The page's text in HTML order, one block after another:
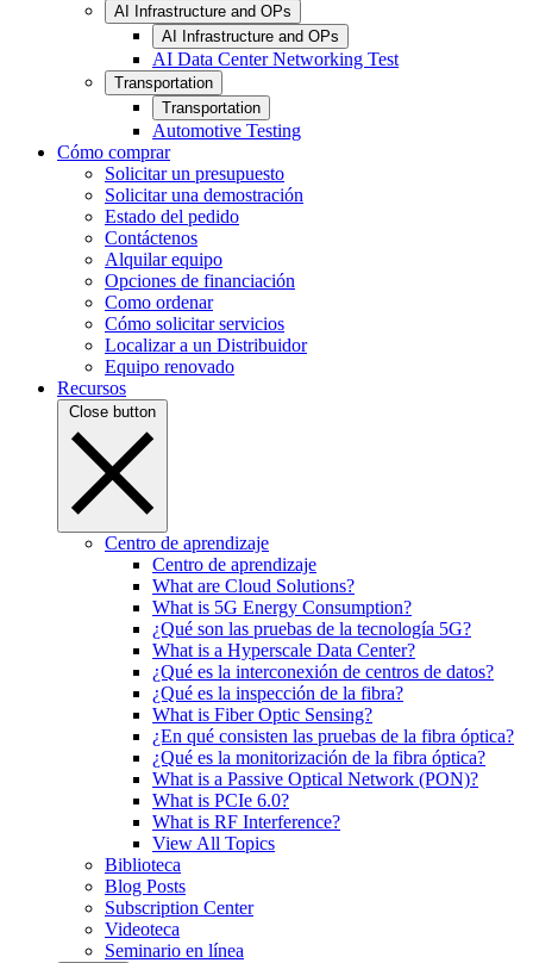
AI Infrastructure and OPs
AI Infrastructure and OPs
AI Data Center Networking Test
Transportation
Transportation
Automotive Testing
Cómo comprar
Solicitar un presupuesto
Solicitar una demostración
Estado del pedido
Contáctenos
Alquilar equipo
Opciones de financiación
Como ordenar
Cómo solicitar servicios
Localizar a un Distribuidor
Equipo renovado
Recursos
Close button
Centro de aprendizaje
Centro de aprendizaje
What are Cloud Solutions?
What is 5G Energy Consumption?
¿Qué son las pruebas de la tecnología 5G?
What is a Hyperscale Data Center?
¿Qué es la interconexión de centros de datos?
¿Qué es la inspección de la fibra?
What is Fiber Optic Sensing?
¿En qué consisten las pruebas de la fibra óptica?
¿Qué es la monitorización de la fibra óptica?
What is a Passive Optical Network (PON)?
What is PCIe 6.0?
What is RF Interference?
View All Topics
Biblioteca
Blog Posts
Subscription Center
Videoteca
Seminario en línea